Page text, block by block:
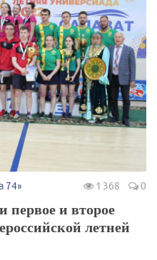
74» 1 368 0
и второе
летней